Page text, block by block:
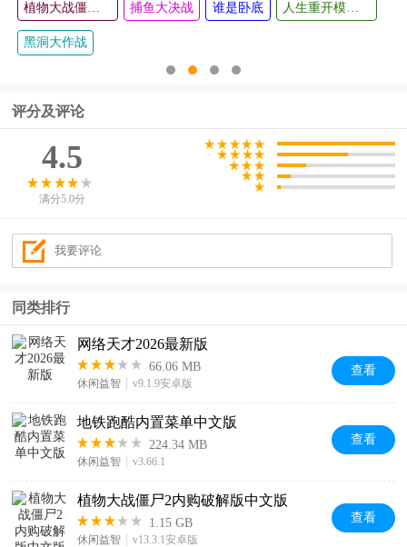
植物大战僵尸2国际版 捕鱼大决战 谁是卧底 人生重开模拟器
黑洞大作战
评分及评论
4.5
满分5.0分
同类排行
网络天才2026最新版
66.06 MB
休闲益智 v9.1.9安卓版
查看
地铁跑酷内置菜单中文版
224.34 MB
休闲益智 v3.66.1
查看
植物大战僵尸2内购破解版中文版
1.15 GB
休闲益智 v13.3.1安卓版
查看